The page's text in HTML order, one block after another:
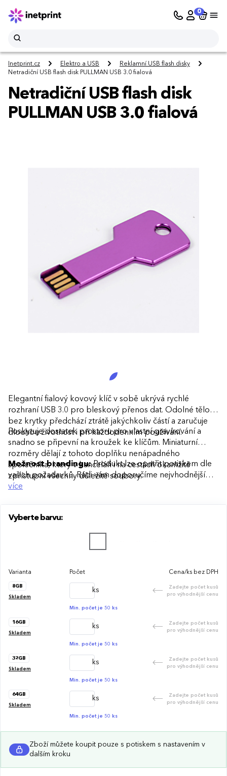
0
Inetprint.cz Elektro a USB
Reklamní USB flash disky
Netradiční USB flash disk PULLMAN USB 3.0 fialová
Netradiční USB flash disk
PULLMAN USB 3.0 fialová
Elegantní fialový kovový klíč v sobě ukrývá rychlé
rozhraní USB 3.0 pro bleskový přenos dat. Odolné tělo
bez krytky předchází ztrátě jakýchkoliv částí a zaručuje
dlouhou životnost i při každodenním používání.
Poskytuje dostatek prostoru pro vlastní gravírování a
snadno se připevní na kroužek ke klíčům. Miniaturní
rozměry dělají z tohoto doplňku nenápadného
společníka, který v kanceláři i na cestách okamžitě
zpřístupní všechny důležité soubory.
Možnost brandingu:Produkt lze opatřit potiskem dle
vašich požadavků. Rádi vám doporučíme nejvhodnější
technologii potisku s ohledem na design i váš rozpočet.
více
Vyberte barvu:
Varianta Počet Cena/ks bez DPH
8GB
Skladem
ks
Zadejte počet kusů
pro výhodnější cenu
Min. počet je 50 ks
16GB
Skladem
ks
Zadejte počet kusů
pro výhodnější cenu
Min. počet je 50 ks
32GB
Skladem
ks
Zadejte počet kusů
pro výhodnější cenu
Min. počet je 50 ks
64GB
Skladem
ks
Zadejte počet kusů
pro výhodnější cenu
Min. počet je 50 ks
Zboží můžete koupit pouze s potiskem s nastavením v
dalším kroku